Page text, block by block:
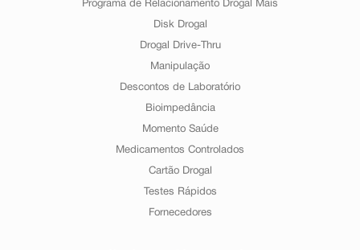
Programa de Relacionamento Drogal Mais
Disk Drogal
Drogal Drive-Thru
Manipulação
Descontos de Laboratório
Bioimpedância
Momento Saúde
Medicamentos Controlados
Cartão Drogal
Testes Rápidos
Fornecedores